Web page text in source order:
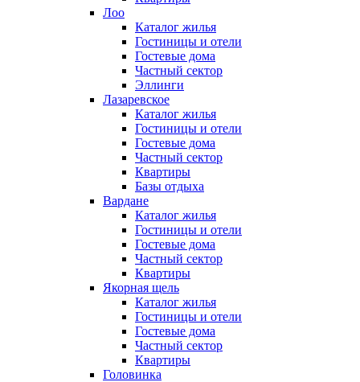
Лоо
Каталог жилья
Гостиницы и отели
Гостевые дома
Частный сектор
Эллинги
Лазаревское
Каталог жилья
Гостиницы и отели
Гостевые дома
Частный сектор
Квартиры
Базы отдыха
Вардане
Каталог жилья
Гостиницы и отели
Гостевые дома
Частный сектор
Квартиры
Якорная щель
Каталог жилья
Гостиницы и отели
Гостевые дома
Частный сектор
Квартиры
Головинка